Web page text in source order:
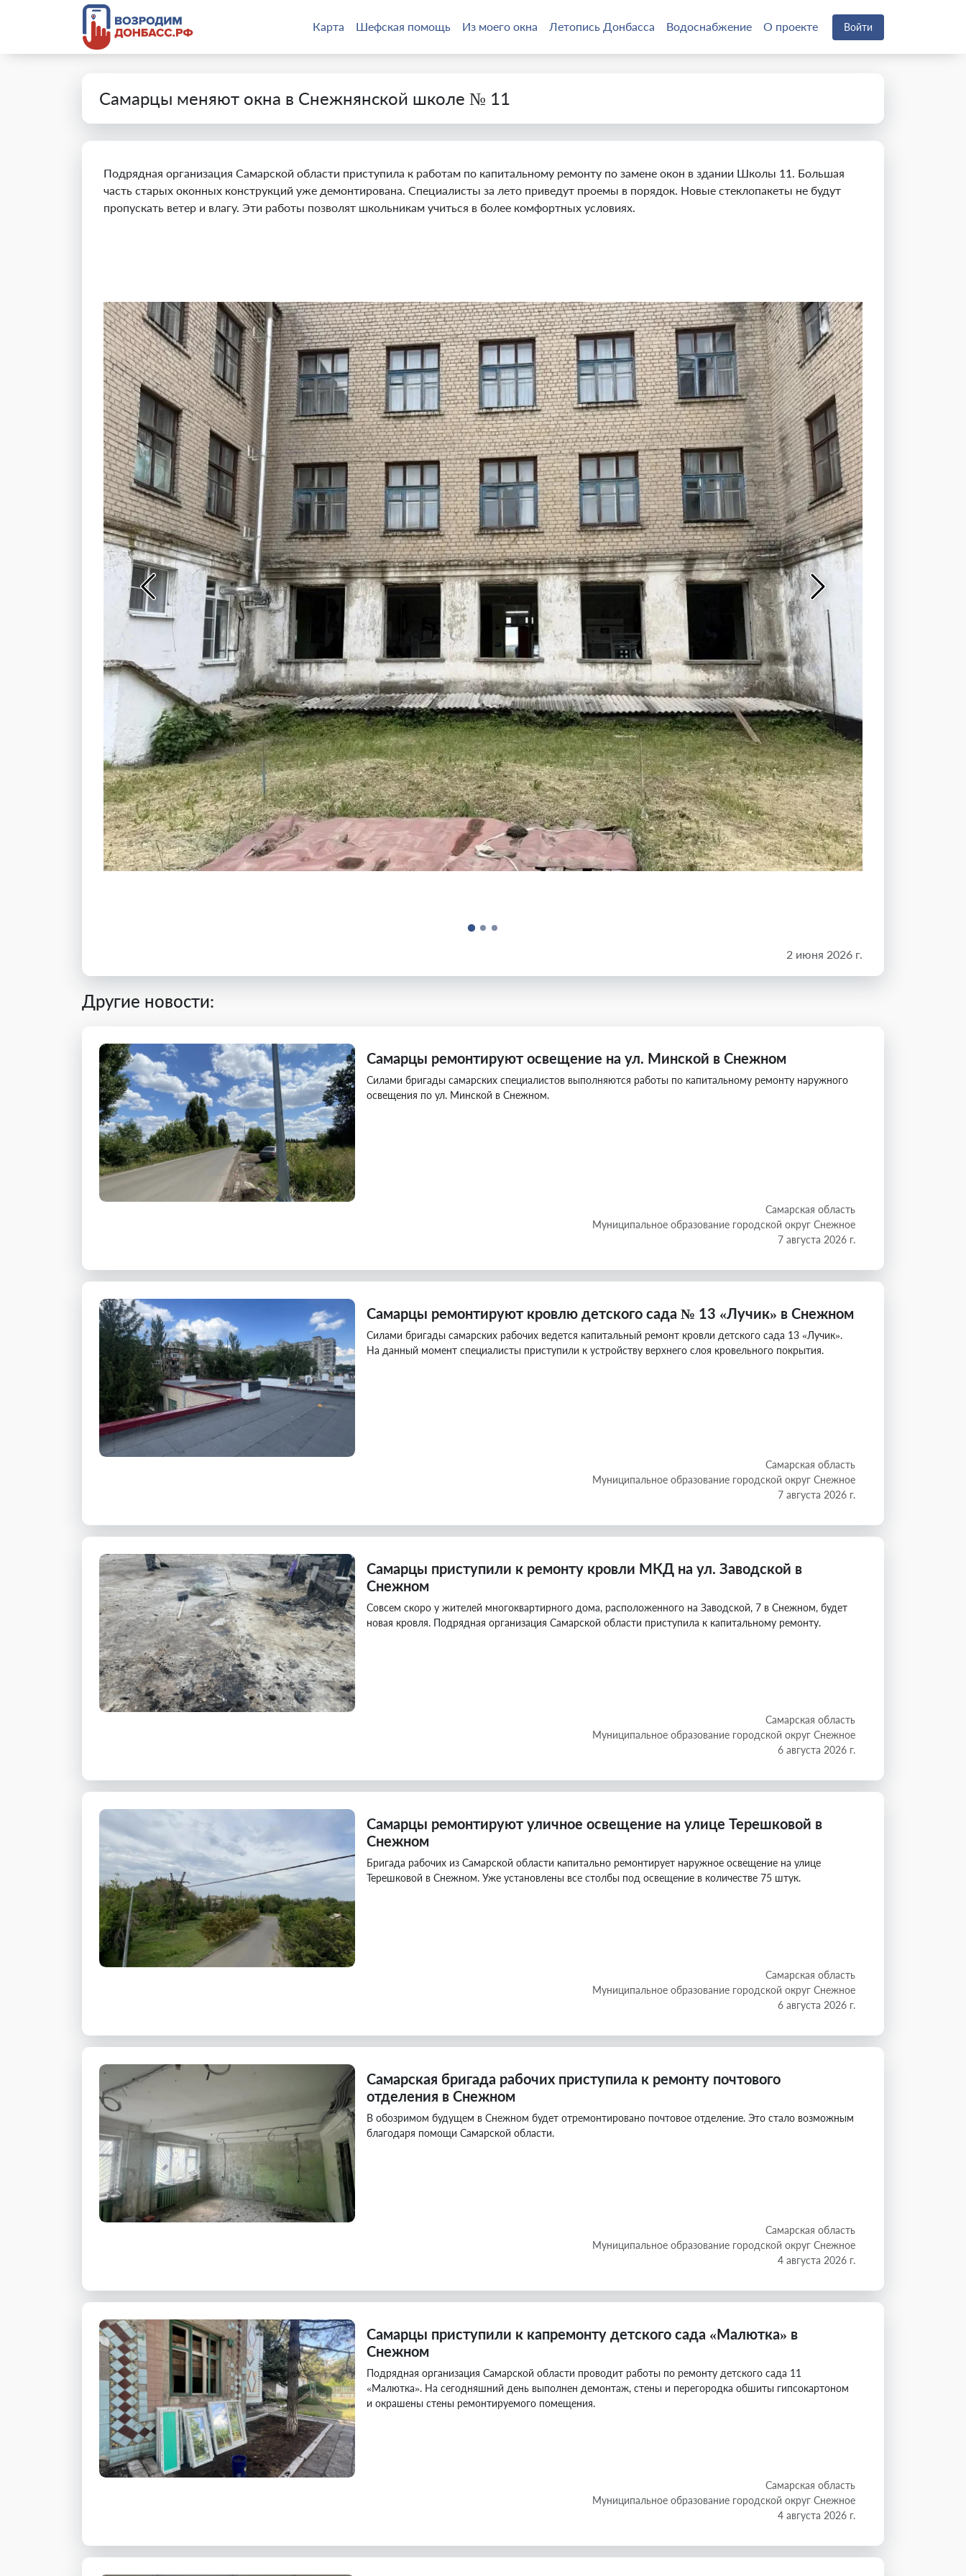
Карта Шефская помощь Из моего окна Летопись Донбасса Водоснабжение О проекте Войти
Самарцы меняют окна в Снежнянской школе № 11
Подрядная организация Самарской области приступила к работам по капитальному ремонту по замене окон в здании Школы 11. Большая
часть старых оконных конструкций уже демонтирована. Специалисты за лето приведут проемы в порядок. Новые стеклопакеты не будут
пропускать ветер и влагу. Эти работы позволят школьникам учиться в более комфортных условиях.
2 июня 2026 г.
Другие новости:
Самарцы ремонтируют освещение на ул. Минской в Снежном
Силами бригады самарских специалистов выполняются работы по капитальному ремонту наружного
освещения по ул. Минской в Снежном.
Самарская область
Муниципальное образование городской округ Снежное
7 августа 2026 г.
Самарцы ремонтируют кровлю детского сада № 13 «Лучик» в Снежном
Силами бригады самарских рабочих ведется капитальный ремонт кровли детского сада 13 «Лучик».
На данный момент специалисты приступили к устройству верхнего слоя кровельного покрытия.
Самарская область
Муниципальное образование городской округ Снежное
7 августа 2026 г.
Самарцы приступили к ремонту кровли МКД на ул. Заводской в
Снежном
Совсем скоро у жителей многоквартирного дома, расположенного на Заводской, 7 в Снежном, будет
новая кровля. Подрядная организация Самарской области приступила к капитальному ремонту.
Самарская область
Муниципальное образование городской округ Снежное
6 августа 2026 г.
Самарцы ремонтируют уличное освещение на улице Терешковой в
Снежном
Бригада рабочих из Самарской области капитально ремонтирует наружное освещение на улице
Терешковой в Снежном. Уже установлены все столбы под освещение в количестве 75 штук.
Самарская область
Муниципальное образование городской округ Снежное
6 августа 2026 г.
Самарская бригада рабочих приступила к ремонту почтового
отделения в Снежном
В обозримом будущем в Снежном будет отремонтировано почтовое отделение. Это стало возможным
благодаря помощи Самарской области.
Самарская область
Муниципальное образование городской округ Снежное
4 августа 2026 г.
Самарцы приступили к капремонту детского сада «Малютка» в
Снежном
Подрядная организация Самарской области проводит работы по ремонту детского сада 11
«Малютка». На сегодняшний день выполнен демонтаж, стены и перегородка обшиты гипсокартоном
и окрашены стены ремонтируемого помещения.
Самарская область
Муниципальное образование городской округ Снежное
4 августа 2026 г.